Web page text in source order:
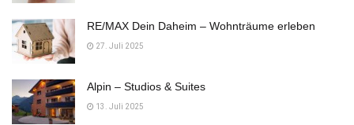
RE/MAX Dein Daheim – Wohnträume erleben
27. Juli 2025
Alpin – Studios & Suites
13. Juli 2025